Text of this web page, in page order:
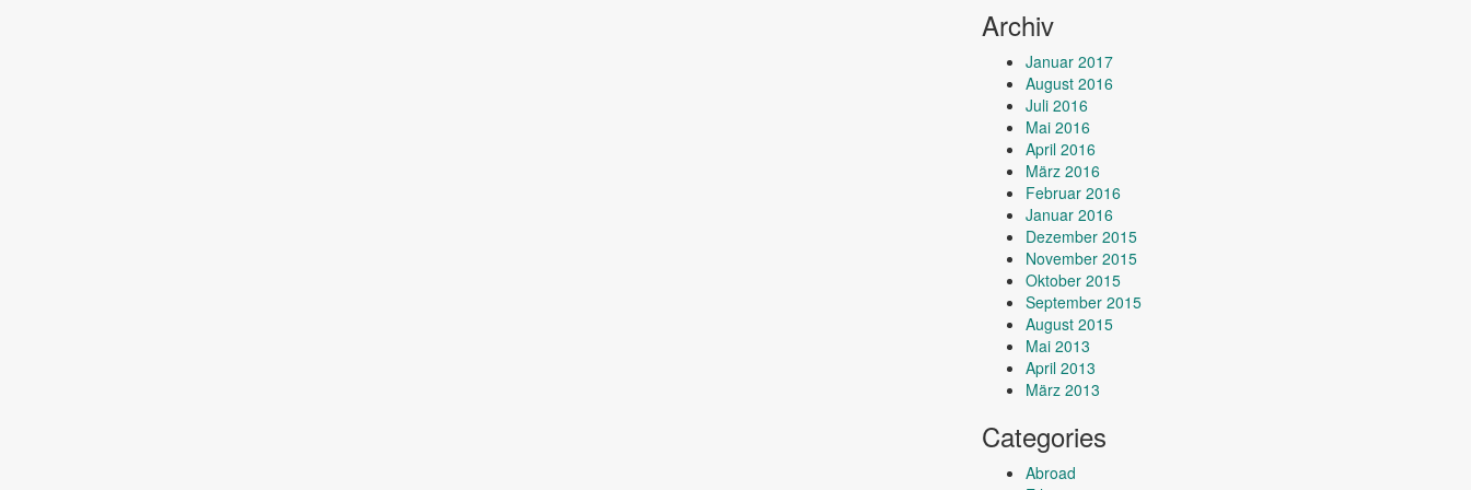
Archiv
Januar 2017
August 2016
Juli 2016
Mai 2016
April 2016
März 2016
Februar 2016
Januar 2016
Dezember 2015
November 2015
Oktober 2015
September 2015
August 2015
Mai 2013
April 2013
März 2013
Categories
Abroad